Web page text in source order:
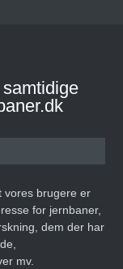
vores brugere er
for jernbaner,
dem der har
mv.